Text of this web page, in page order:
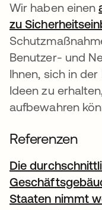
Wir haben einen
zu
Benutzer- und
Ihnen, sich in
Ideen zu
aufbewahren
Referenzen
Die
Staaten nimmt